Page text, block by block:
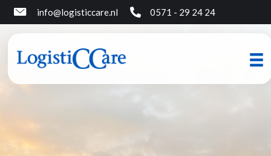
info@logisticcare.nl 0571 - 29 24 24